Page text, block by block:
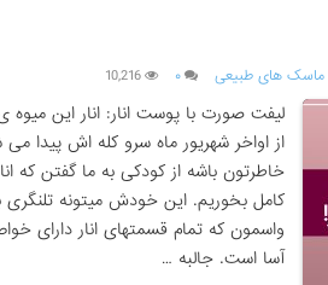
ماسک های طبیعی ۰ 10,216
لیفت صورت با پوست انار: انار این میوه
از اواخر شهریور ماه سرو کله اش پیدا می
خاطرتون باشه از کودکی به ما گفتن که
کامل بخوریم. این خودش میتونه تلنگری
واسمون که تمام قسمتهای انار دارای
آسا است. جالبه …